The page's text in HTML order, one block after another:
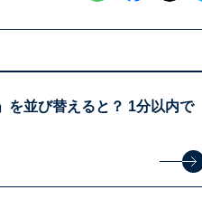
を並び替えると？ 1分以内で